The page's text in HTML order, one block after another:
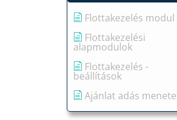
Flottakezelés modul
Flottakezelési
alapmodulok
Flottakezelés -
beállítások
Ajánlat adás menete